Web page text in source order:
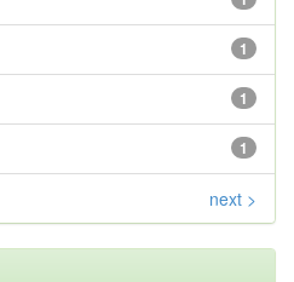
1
1
1
next >